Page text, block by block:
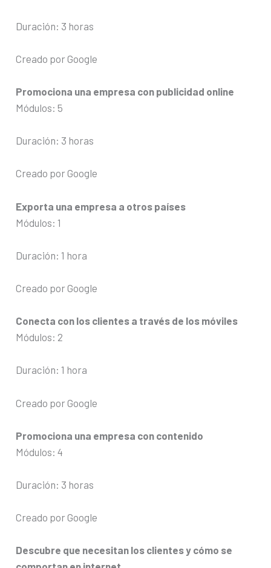
Duración: 3 horas
Creado por Google
Promociona una empresa con publicidad online
Módulos: 5
Duración: 3 horas
Creado por Google
Exporta una empresa a otros países
Módulos: 1
Duración: 1 hora
Creado por Google
Conecta con los clientes a través de los móviles
Módulos: 2
Duración: 1 hora
Creado por Google
Promociona una empresa con contenido
Módulos: 4
Duración: 3 horas
Creado por Google
Descubre que necesitan los clientes y cómo se